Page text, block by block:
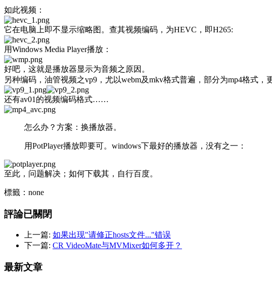
如此视频：
它在电脑上即不显示缩略图。查其视频编码，为HEVC，即H265:
用Windows Media Player播放：
好吧，这就是播放器显示为音频之原因。
另种编码，油管视频之vp9，尤以webm及mkv格式普遍，部分为mp4格式，
还有av01的视频编码格式……
怎么办？方案：换播放器。
用PotPlayer播放即要可。windows下最好的播放器，没有之一：
至此，问题解决；如何下载其，自行百度。
標籤：none
評論已關閉
上一篇: 如果出现"请修正hosts文件..."错误
下一篇: CR VideoMate与MVMixer如何多开？
最新文章